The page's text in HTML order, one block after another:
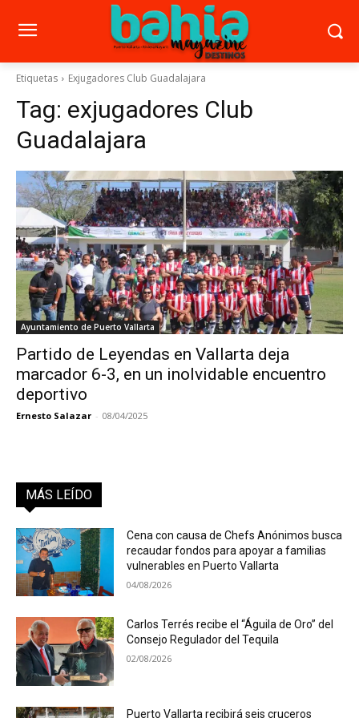
Etiquetas Exjugadores Club Guadalajara
Tag: exjugadores Club
Guadalajara
Ayuntamiento de Puerto Vallarta
Partido de Leyendas en Vallarta deja
marcador 6-3, en un inolvidable encuentro
deportivo
Ernesto Salazar - 08/04/2025
MÁS LEÍDO
Cena con causa de Chefs Anónimos busca
recaudar fondos para apoyar a familias
vulnerables en Puerto Vallarta
04/08/2026
Carlos Terrés recibe el “Águila de Oro” del
Consejo Regulador del Tequila
02/08/2026
Puerto Vallarta recibirá seis cruceros